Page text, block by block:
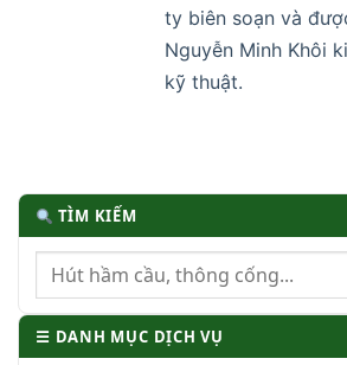
ty biên soạn và
Nguyễn Minh Khôi
kỹ thuật.
TÌM KIẾM
☰ DANH MỤC DỊCH VỤ